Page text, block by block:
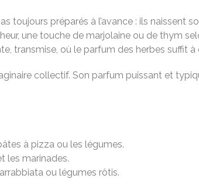
toujours préparés à l’avance : ils naissent
une touche de marjolaine ou de thym
transmise, où le parfum des herbes suffit
collectif. Son parfum puissant et
à pizza ou les légumes.
les marinades.
ou légumes rôtis.